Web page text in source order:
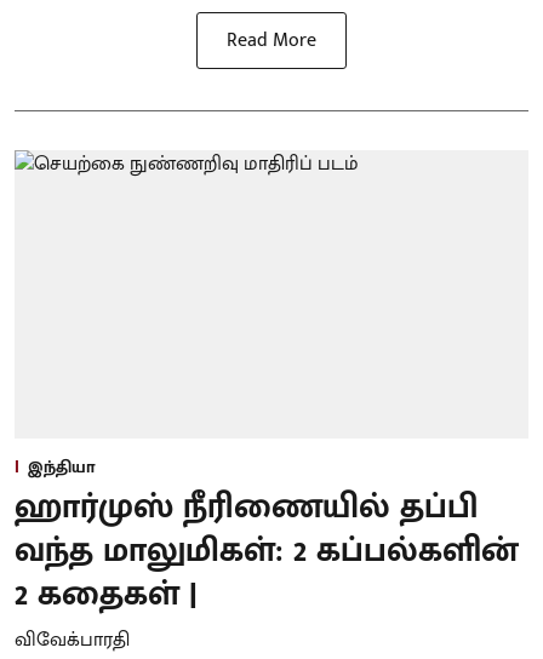
Read More
இந்தியா
ஹார்முஸ் நீரிணையில் தப்பி
வந்த மாலுமிகள்: 2 கப்பல்களின்
2 கதைகள் |
விவேக்பாரதி